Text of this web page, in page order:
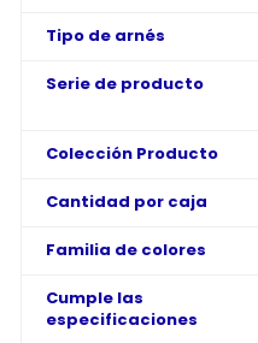
Tipo de arnés
Serie de producto
Colección Producto
Cantidad por caja
Familia de colores
Cumple las
especificaciones